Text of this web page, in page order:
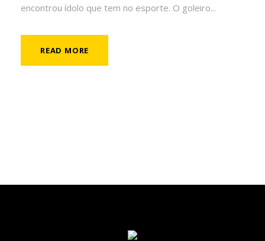
encontrou ídolo que tem no esporte. O goleiro...
READ MORE